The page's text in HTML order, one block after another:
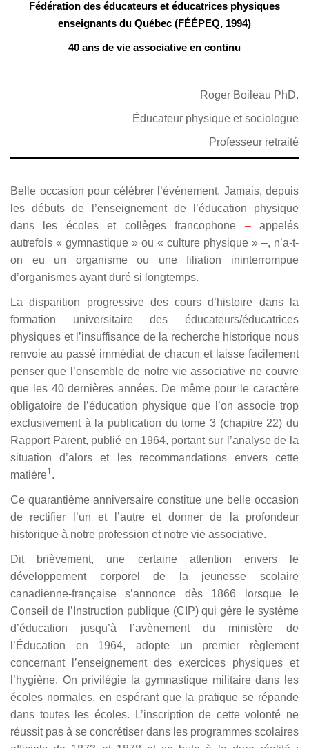
Fédération des éducateurs et éducatrices physiques
enseignants du Québec (FÉÉPEQ, 1994)
40 ans de vie associative en continu
Roger Boileau PhD.
Éducateur physique et sociologue
Professeur retraité
Belle occasion pour célébrer l’événement. Jamais, depuis
les débuts de l’enseignement de l’éducation physique
dans les écoles et collèges francophone –appelés
autrefois « gymnastique » ou « culture physique » –, n’a-t-
on eu un organisme ou une filiation ininterrompue
d’organismes ayant duré si longtemps.
La disparition progressive des cours d’histoire dans la
formation universitaire des éducateurs/éducatrices
physiques et l’insuffisance de la recherche historique nous
renvoie au passé immédiat de chacun et laisse facilement
penser que l’ensemble de notre vie associative ne couvre
que les 40 dernières années. De même pour le caractère
obligatoire de l’éducation physique que l’on associe trop
exclusivement à la publication du tome 3 (chapitre 22) du
Rapport Parent, publié en 1964, portant sur l’analyse de la
situation d’alors et les recommandations envers cette
matière1.
Ce quarantième anniversaire constitue une belle occasion
de rectifier l’un et l’autre et donner de la profondeur
historique à notre profession et notre vie associative.
Dit brièvement, une certaine attention envers le
développement corporel de la jeunesse scolaire
canadienne-française s’annonce dès 1866 lorsque le
Conseil de l’Instruction publique (CIP) qui gère le système
d’éducation jusqu’à l’avènement du ministère de
l’Éducation en 1964, adopte un premier règlement
concernant l’enseignement des exercices physiques et
l’hygiène. On privilégie la gymnastique militaire dans les
écoles normales, en espérant que la pratique se répande
dans toutes les écoles. L’inscription de cette volonté ne
réussit pas à se concrétiser dans les programmes scolaires